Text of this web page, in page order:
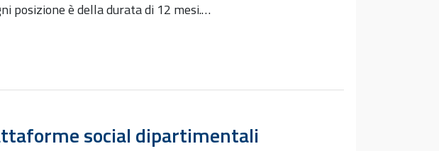
posizione è della durata di 12 mesi.…
social dipartimentali